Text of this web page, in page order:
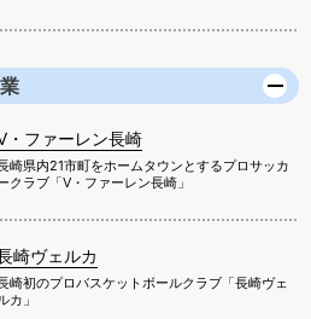
・ファーレン長崎
崎県内21市町をホームタウンとするプロサッカ
クラブ「V・ファーレン長崎」
崎ヴェルカ
崎初のプロバスケットボールクラブ「長崎ヴェ
カ」